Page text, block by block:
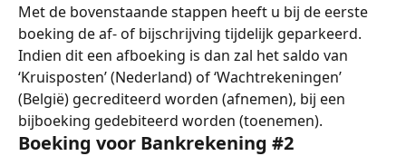
Met de bovenstaande stappen heeft u bij de eerste
boeking de af- of bijschrijving tijdelijk geparkeerd.
Indien dit een afboeking is dan zal het saldo van
‘Kruisposten’ (Nederland) of ‘Wachtrekeningen’
(België) gecrediteerd worden (afnemen), bij een
bijboeking gedebiteerd worden (toenemen).
Boeking voor Bankrekening #2